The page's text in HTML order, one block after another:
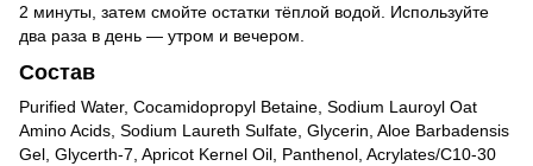
2 минуты, затем смойте остатки тёплой водой. Используйте
два раза в день — утром и вечером.
Состав
Purified Water, Cocamidopropyl Betaine, Sodium Lauroyl Oat
Amino Acids, Sodium Laureth Sulfate, Glycerin, Aloe Barbadensis
Gel, Glycerth-7, Apricot Kernel Oil, Panthenol, Acrylates/C10-30